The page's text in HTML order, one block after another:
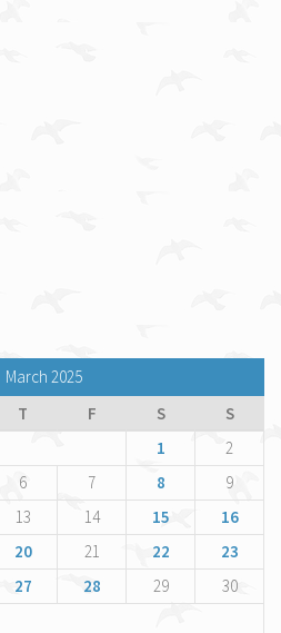
March 2025
T F S
S
1
2
6 7 8
9
13 14 15
16
20 21 22
23
27 28 29
30